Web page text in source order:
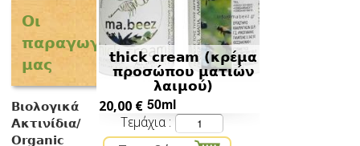
Οι
παραγωγοί
μας
Βιολογικά
Ακτινίδια/
Organic
thick cream (κρέμα
προσώπου ματιών
λαιμού)
20,00 € 50ml
Τεμάχια